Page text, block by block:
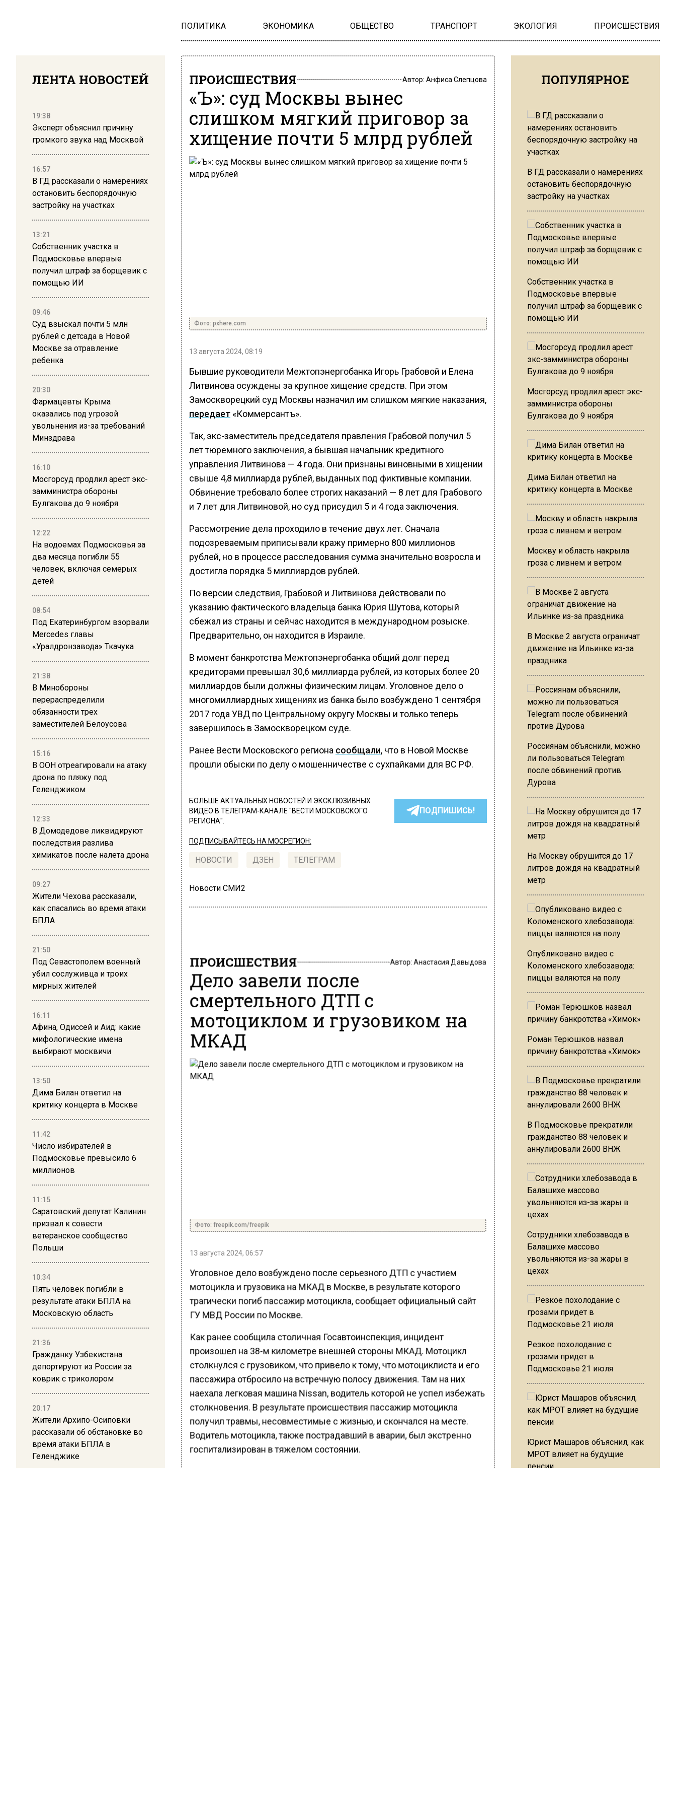
ПОЛИТИКА ЭКОНОМИКА ОБЩЕСТВО ТРАНСПОРТ ЭКОЛОГИЯ ПРОИСШЕСТВИЯ
ЛЕНТА НОВОСТЕЙ
19:38
Эксперт объяснил причину
громкого звука над Москвой
16:57
В ГД рассказали о намерениях
остановить беспорядочную
застройку на участках
13:21
Собственник участка в
Подмосковье впервые
получил штраф за борщевик с
помощью ИИ
09:46
Суд взыскал почти 5 млн
рублей с детсада в Новой
Москве за отравление
ребенка
20:30
Фармацевты Крыма
оказались под угрозой
увольнения из-за требований
Минздрава
16:10
Мосгорсуд продлил арест экс-
замминистра обороны
Булгакова до 9 ноября
12:22
На водоемах Подмосковья за
два месяца погибли 55
человек, включая семерых
детей
08:54
Под Екатеринбургом взорвали
Mercedes главы
«Уралдронзавода» Ткачука
21:38
В Минобороны
перераспределили
обязанности трех
заместителей Белоусова
15:16
В ООН отреагировали на атаку
дрона по пляжу под
Геленджиком
12:33
В Домодедове ликвидируют
последствия разлива
химикатов после налета дрона
09:27
Жители Чехова рассказали,
как спасались во время атаки
БПЛА
21:50
Под Севастополем военный
убил сослуживца и троих
мирных жителей
16:11
Афина, Одиссей и Аид: какие
мифологические имена
выбирают москвичи
13:50
Дима Билан ответил на
критику концерта в Москве
11:42
Число избирателей в
Подмосковье превысило 6
миллионов
11:15
Саратовский депутат Калинин
призвал к совести
ветеранское сообщество
Польши
10:34
Пять человек погибли в
результате атаки БПЛА на
Московскую область
21:36
Гражданку Узбекистана
депортируют из России за
коврик с триколором
20:17
Жители Архипо-Осиповки
рассказали об обстановке во
время атаки БПЛА в
Геленджике
ПРОИСШЕСТВИЯ Автор: Анфиса Слепцова
«Ъ»: суд Москвы вынес
слишком мягкий приговор за
хищение почти 5 млрд рублей
Фото: pxhere.com
13 августа 2024, 08:19
Бывшие руководители Межтопэнергобанка Игорь Грабовой и Елена
Литвинова осуждены за крупное хищение средств. При этом
Замоскворецкий суд Москвы назначил им слишком мягкие наказания,
передает«Коммерсантъ».
Так, экс-заместитель председателя правления Грабовой получил 5
лет тюремного заключения, а бывшая начальник кредитного
управления Литвинова — 4 года. Они признаны виновными в хищении
свыше 4,8 миллиарда рублей, выданных под фиктивные компании.
Обвинение требовало более строгих наказаний — 8 лет для Грабового
и 7 лет для Литвиновой, но суд присудил 5 и 4 года заключения.
Рассмотрение дела проходило в течение двух лет. Сначала
подозреваемым приписывали кражу примерно 800 миллионов
рублей, но в процессе расследования сумма значительно возросла и
достигла порядка 5 миллиардов рублей.
По версии следствия, Грабовой и Литвинова действовали по
указанию фактического владельца банка Юрия Шутова, который
сбежал из страны и сейчас находится в международном розыске.
Предварительно, он находится в Израиле.
В момент банкротства Межтопэнергобанка общий долг перед
кредиторами превышал 30,6 миллиарда рублей, из которых более 20
миллиардов были должны физическим лицам. Уголовное дело о
многомиллиардных хищениях из банка было возбуждено 1 сентября
2017 года УВД по Центральному округу Москвы и только теперь
завершилось в Замоскворецком суде.
Ранее Вести Московского региона сообщали, что в Новой Москве
прошли обыски по делу о мошенничестве с сухпайками для ВС РФ.
БОЛЬШЕ АКТУАЛЬНЫХ НОВОСТЕЙ И ЭКСКЛЮЗИВНЫХ
ВИДЕО В ТЕЛЕГРАМ-КАНАЛЕ "ВЕСТИ МОСКОВСКОГО
РЕГИОНА".
ПОДПИШИСЬ!
ПОДПИСЫВАЙТЕСЬ НА МОСРЕГИОН:
НОВОСТИ ДЗЕН ТЕЛЕГРАМ
Новости СМИ2
ПРОИСШЕСТВИЯ Автор: Анастасия Давыдова
Дело завели после
смертельного ДТП с
мотоциклом и грузовиком на
МКАД
Фото: freepik.com/freepik
13 августа 2024, 06:57
Уголовное дело возбуждено после серьезного ДТП с участием
мотоцикла и грузовика на МКАД в Москве, в результате которого
трагически погиб пассажир мотоцикла, сообщает официальный сайт
ГУ МВД России по Москве.
Как ранее сообщила столичная Госавтоинспекция, инцидент
произошел на 38-м километре внешней стороны МКАД. Мотоцикл
столкнулся с грузовиком, что привело к тому, что мотоциклиста и его
пассажира отбросило на встречную полосу движения. Там на них
наехала легковая машина Nissan, водитель которой не успел избежать
столкновения. В результате происшествия пассажир мотоцикла
получил травмы, несовместимые с жизнью, и скончался на месте.
Водитель мотоцикла, также пострадавший в аварии, был экстренно
госпитализирован в тяжелом состоянии.
ПОПУЛЯРНОЕ
В ГД рассказали о намерениях
остановить беспорядочную
застройку на участках
Собственник участка в
Подмосковье впервые
получил штраф за борщевик с
помощью ИИ
Мосгорсуд продлил арест экс-
замминистра обороны
Булгакова до 9 ноября
Дима Билан ответил на
критику концерта в Москве
Москву и область накрыла
гроза с ливнем и ветром
В Москве 2 августа ограничат
движение на Ильинке из-за
праздника
Россиянам объяснили, можно
ли пользоваться Telegram
после обвинений против
Дурова
На Москву обрушится до 17
литров дождя на квадратный
метр
Опубликовано видео с
Коломенского хлебозавода:
пиццы валяются на полу
Роман Терюшков назвал
причину банкротства «Химок»
В Подмосковье прекратили
гражданство 88 человек и
аннулировали 2600 ВНЖ
Сотрудники хлебозавода в
Балашихе массово
увольняются из-за жары в
цехах
Резкое похолодание с
грозами придет в
Подмосковье 21 июля
Юрист Машаров объяснил, как
МРОТ влияет на будущие
пенсии